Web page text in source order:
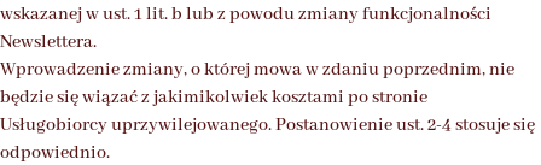
wskazanej w ust. 1 lit. b lub z powodu zmiany funkcjonalności
Newslettera.
Wprowadzenie zmiany, o której mowa w zdaniu poprzednim, nie
będzie się wiązać z jakimikolwiek kosztami po stronie
Usługobiorcy uprzywilejowanego. Postanowienie ust. 2-4 stosuje się
odpowiednio.